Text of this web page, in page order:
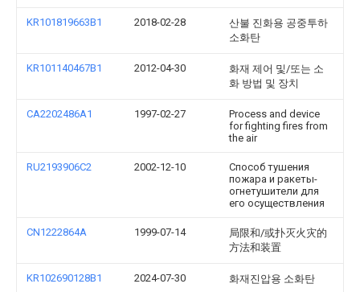
KR101819663B1 2018-02-28
산불 진화용 공중투하
소화탄
KR101140467B1 2012-04-30
화재 제어 및/또는 소
화 방법 및 장치
CA2202486A1 1997-02-27
Process and device
for fighting fires from
the air
RU2193906C2 2002-12-10
Способ тушения
пожара и ракеты-
огнетушители для
его осуществления
CN1222864A 1999-07-14
局限和/或扑灭火灾的
方法和装置
KR102690128B1 2024-07-30 화재진압용 소화탄